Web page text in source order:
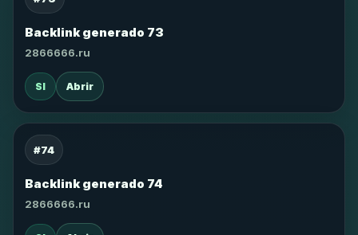
Backlink generado 73
2866666.ru
SI Abrir
#74
Backlink generado 74
2866666.ru